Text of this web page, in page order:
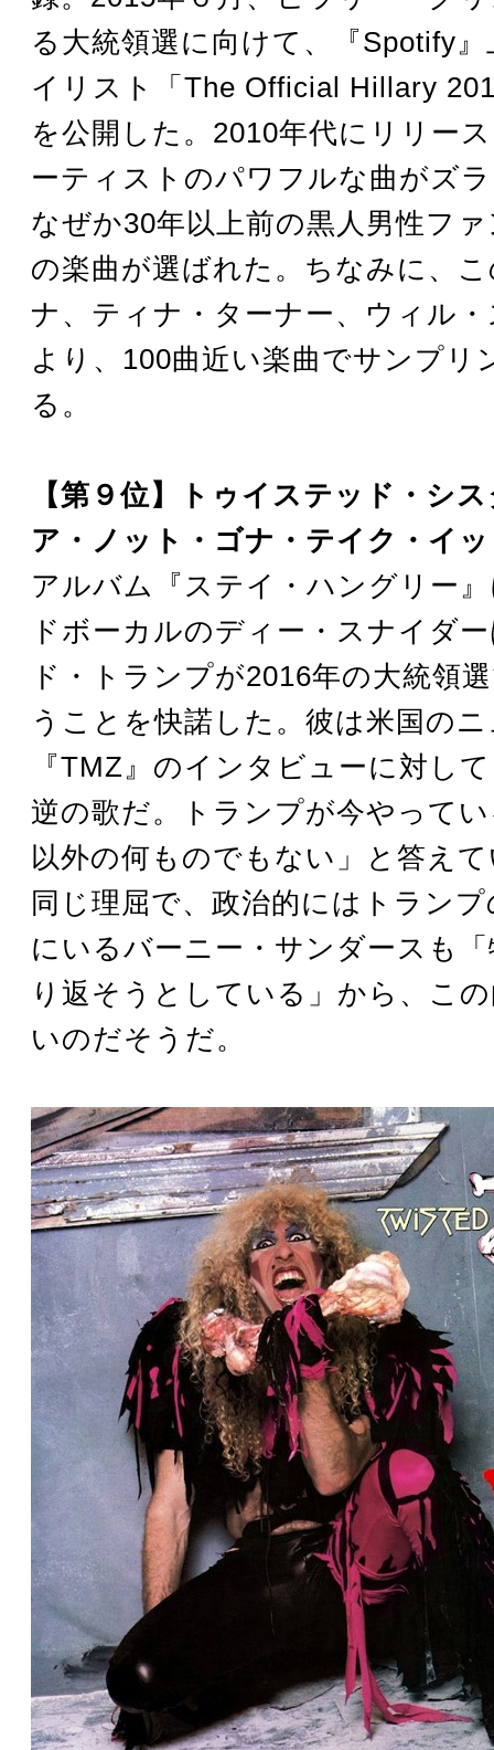
る大統領選に向けて、『Spotify
イリスト「The Official Hillary
を公開した。2010年代にリリー
ーティストのパワフルな曲がズ
なぜか30年以上前の黒人男性フ
の楽曲が選ばれた。ちなみに、
ナ、ティナ・ターナー、ウィル
より、100曲近い楽曲でサンプリ
る。
【第９位】トゥイステッド・シ
ア・ノット・ゴナ・テイク・イ
アルバム『ステイ・ハングリー
ドボーカルのディー・スナイダ
ド・トランプが2016年の大統領
うことを快諾した。彼は米国の
『TMZ』のインタビューに対し
逆の歌だ。トランプが今やって
以外の何ものでもない」と答え
同じ理屈で、政治的にはトラン
にいるバーニー・サンダースも
り返そうとしている」から、こ
いのだそうだ。